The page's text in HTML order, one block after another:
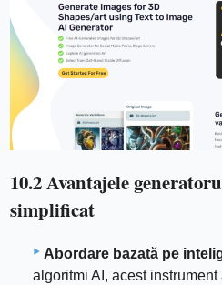
10.2 Avantajele
simplificat
Abordare bazată pe
algoritmi AI, acest